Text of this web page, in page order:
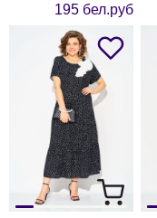
195 бел.руб